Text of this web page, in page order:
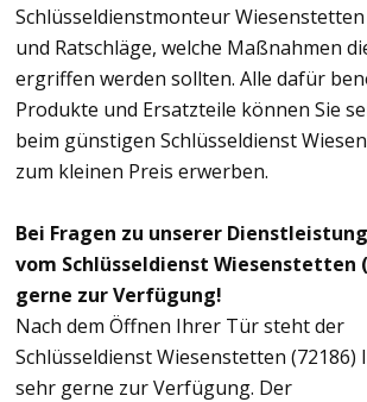
Schlüsseldienstmonteur
und Ratschläge, welche Maßnahmen
ergriffen werden sollten. Alle dafür
Produkte und Ersatzteile können Sie
beim günstigen Schlüsseldienst
zum kleinen Preis erwerben.
Bei Fragen zu unserer
vom Schlüsseldienst Wiesenstetten
gerne zur Verfügung!
Nach dem Öffnen Ihrer Tür steht der
Schlüsseldienst Wiesenstetten
sehr gerne zur Verfügung. Der